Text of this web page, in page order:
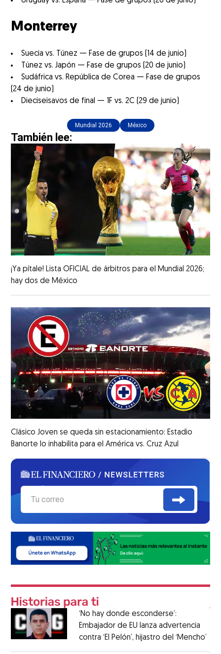
Monterrey
Suecia vs. Túnez — Fase de grupos (14 de junio)
Túnez vs. Japón — Fase de grupos (20 de junio)
Sudáfrica vs. República de Corea — Fase de grupos
(24 de junio)
Dieciseisavos de final — 1F vs. 2C (29 de junio)
Mundial 2026 México
También lee:
¡Ya pítale! Lista OFICIAL de árbitros para el Mundial 2026;
hay dos de México
Clásico Joven se queda sin estacionamiento: Estadio
Banorte lo inhabilita para el América vs. Cruz Azul
‘No hay donde esconderse’:
Embajador de EU lanza advertencia
contra ‘El Pelón’, hijastro del ‘Mencho’